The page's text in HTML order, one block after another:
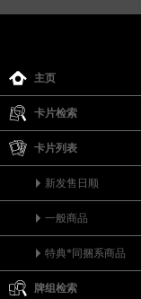
主页
卡片检索
卡片列表
新发售日顺
一般商品
特典*同捆系商品
牌组检索